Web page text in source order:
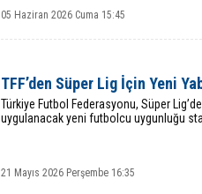
05 Haziran 2026 Cuma 15:45
TFF’den Süper Lig İçin Yeni
Türkiye Futbol Federasyonu, Süper
uygulanacak yeni futbolcu uygunluğu
21 Mayıs 2026 Perşembe 16:35